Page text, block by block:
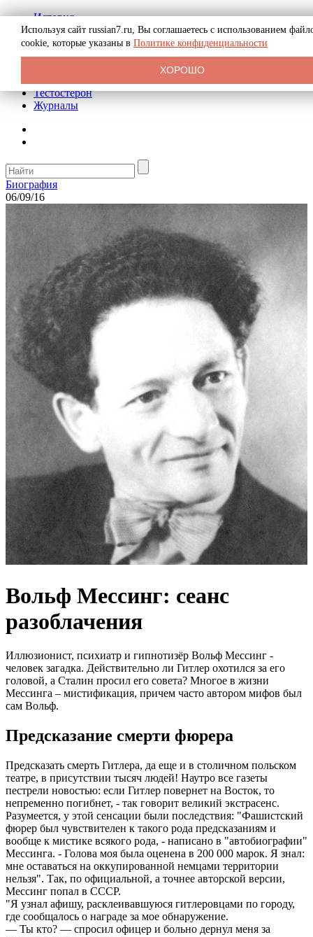
История
Биография
Криминал
Реклама на сайте
Тестостерон
Журналы
Биография
06/09/16
Вольф Мессинг: сеанс
разоблачения
Иллюзионист, психиатр и гипнотизёр Вольф Мессинг -
человек загадка. Действительно ли Гитлер охотился за его
головой, а Сталин просил его совета? Многое в жизни
Мессинга – мистификация, причем часто автором мифов был
сам Вольф.
Предсказание смерти фюрера
Предсказать смерть Гитлера, да еще и в столичном польском
театре, в присутствии тысяч людей! Наутро все газеты
пестрели новостью: если Гитлер повернет на Восток, то
непременно погибнет, - так говорит великий экстрасенс.
Разумеется, у этой сенсации были последствия: "Фашистский
фюрер был чувствителен к такого рода предсказаниям и
вообще к мистике всякого рода, - написано в "автобиографии"
Мессинга. - Голова моя была оценена в 200 000 марок. Я знал:
мне оставаться на оккупированной немцами территории
нельзя". Так, по официальной, а точнее авторской версии,
Мессинг попал в СССР.
"Я узнал афишу, расклеивавшуюся гитлеровцами по городу,
где сообщалось о награде за мое обнаружение.
— Ты кто? — спросил офицер и больно дернул меня за
Используя сайт russian7.ru, Вы соглашаетесь с использованием
cookie, которые указаны в Политике конфиденциальности
ХОРОШО